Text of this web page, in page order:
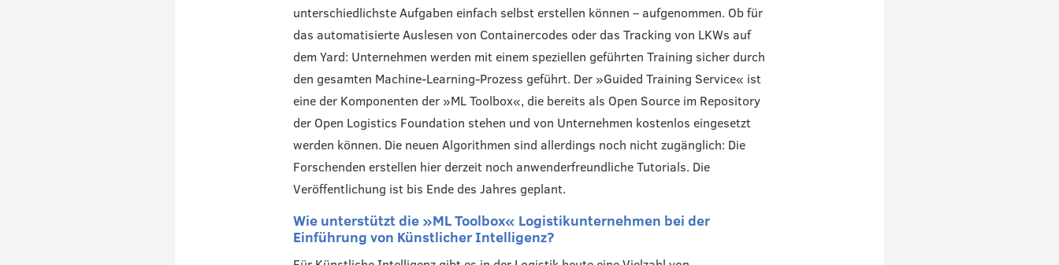
unterschiedlichste Aufgaben einfach selbst erstellen können – aufgenommen. Ob für
das automatisierte Auslesen von Containercodes oder das Tracking von LKWs auf
dem Yard: Unternehmen werden mit einem speziellen geführten Training sicher durch
den gesamten Machine-Learning-Prozess geführt. Der »Guided Training Service« ist
eine der Komponenten der »ML Toolbox«, die bereits als Open Source im Repository
der Open Logistics Foundation stehen und von Unternehmen kostenlos eingesetzt
werden können. Die neuen Algorithmen sind allerdings noch nicht zugänglich: Die
Forschenden erstellen hier derzeit noch anwenderfreundliche Tutorials. Die
Veröffentlichung ist bis Ende des Jahres geplant.
Wie unterstützt die »ML Toolbox« Logistikunternehmen bei der
Einführung von Künstlicher Intelligenz?